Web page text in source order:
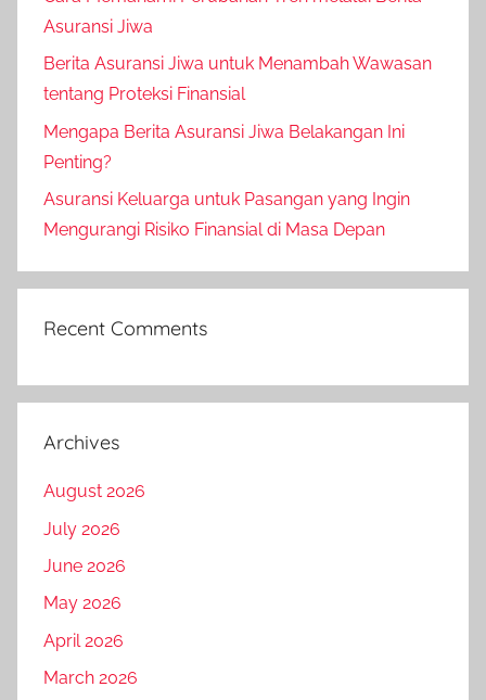
Asuransi Jiwa
Berita Asuransi Jiwa untuk Menambah Wawasan
tentang Proteksi Finansial
Mengapa Berita Asuransi Jiwa Belakangan Ini
Penting?
Asuransi Keluarga untuk Pasangan yang Ingin
Mengurangi Risiko Finansial di Masa Depan
Recent Comments
Archives
August 2026
July 2026
June 2026
May 2026
April 2026
March 2026